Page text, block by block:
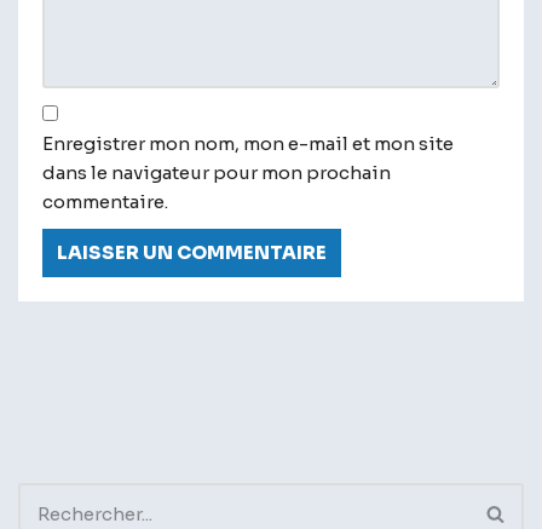
Enregistrer mon nom, mon e-mail et mon site
dans le navigateur pour mon prochain
commentaire.